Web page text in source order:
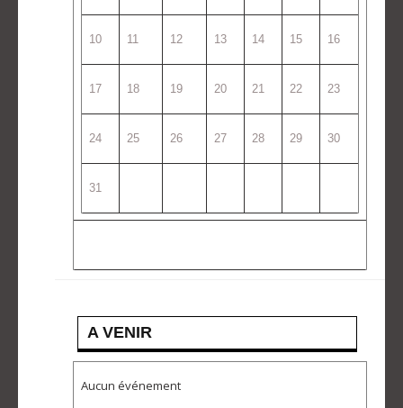
10 11 12 13 14 15 16
17 18 19 20 21 22 23
24 25 26 27 28 29 30
31
A VENIR
Aucun événement